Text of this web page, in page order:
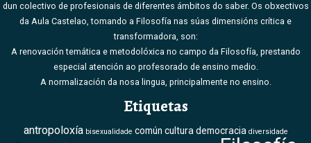
dun colectivo de profesionais de diferentes ámbitos do saber. Os obxectivos
da Aula Castelao, tomando a Filosofía nas súas dimensións crítica e
transformadora, son:
A renovación temática e metodolóxica no campo da Filosofía, prestando
especial atención ao profesorado de ensino medio.
A normalización da nosa lingua, principalmente no ensino.
Etiquetas
antropoloxía bisexualidade común cultura democracia diversidade